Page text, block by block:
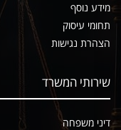
מידע נוסף
תחומי עיסוק
הצהרת נגישות
שירותי המשרד
דיני משפחה